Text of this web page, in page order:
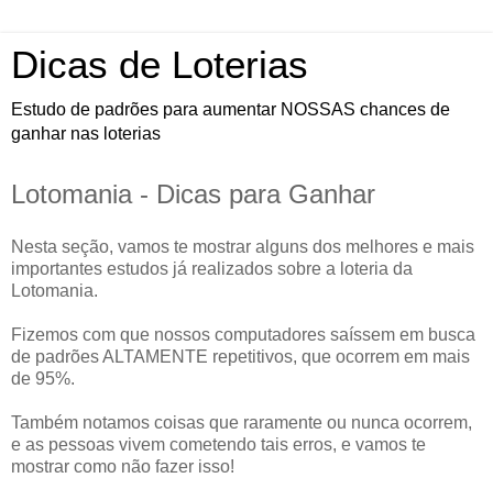
Dicas de Loterias
Estudo de padrões para aumentar NOSSAS chances de
ganhar nas loterias
Lotomania - Dicas para Ganhar
Nesta seção, vamos te mostrar alguns dos melhores e mais
importantes estudos já realizados sobre a loteria da
Lotomania.
Fizemos com que nossos computadores saíssem em busca
de padrões ALTAMENTE repetitivos, que ocorrem em mais
de 95%.
Também notamos coisas que raramente ou nunca ocorrem,
e as pessoas vivem cometendo tais erros, e vamos te
mostrar como não fazer isso!